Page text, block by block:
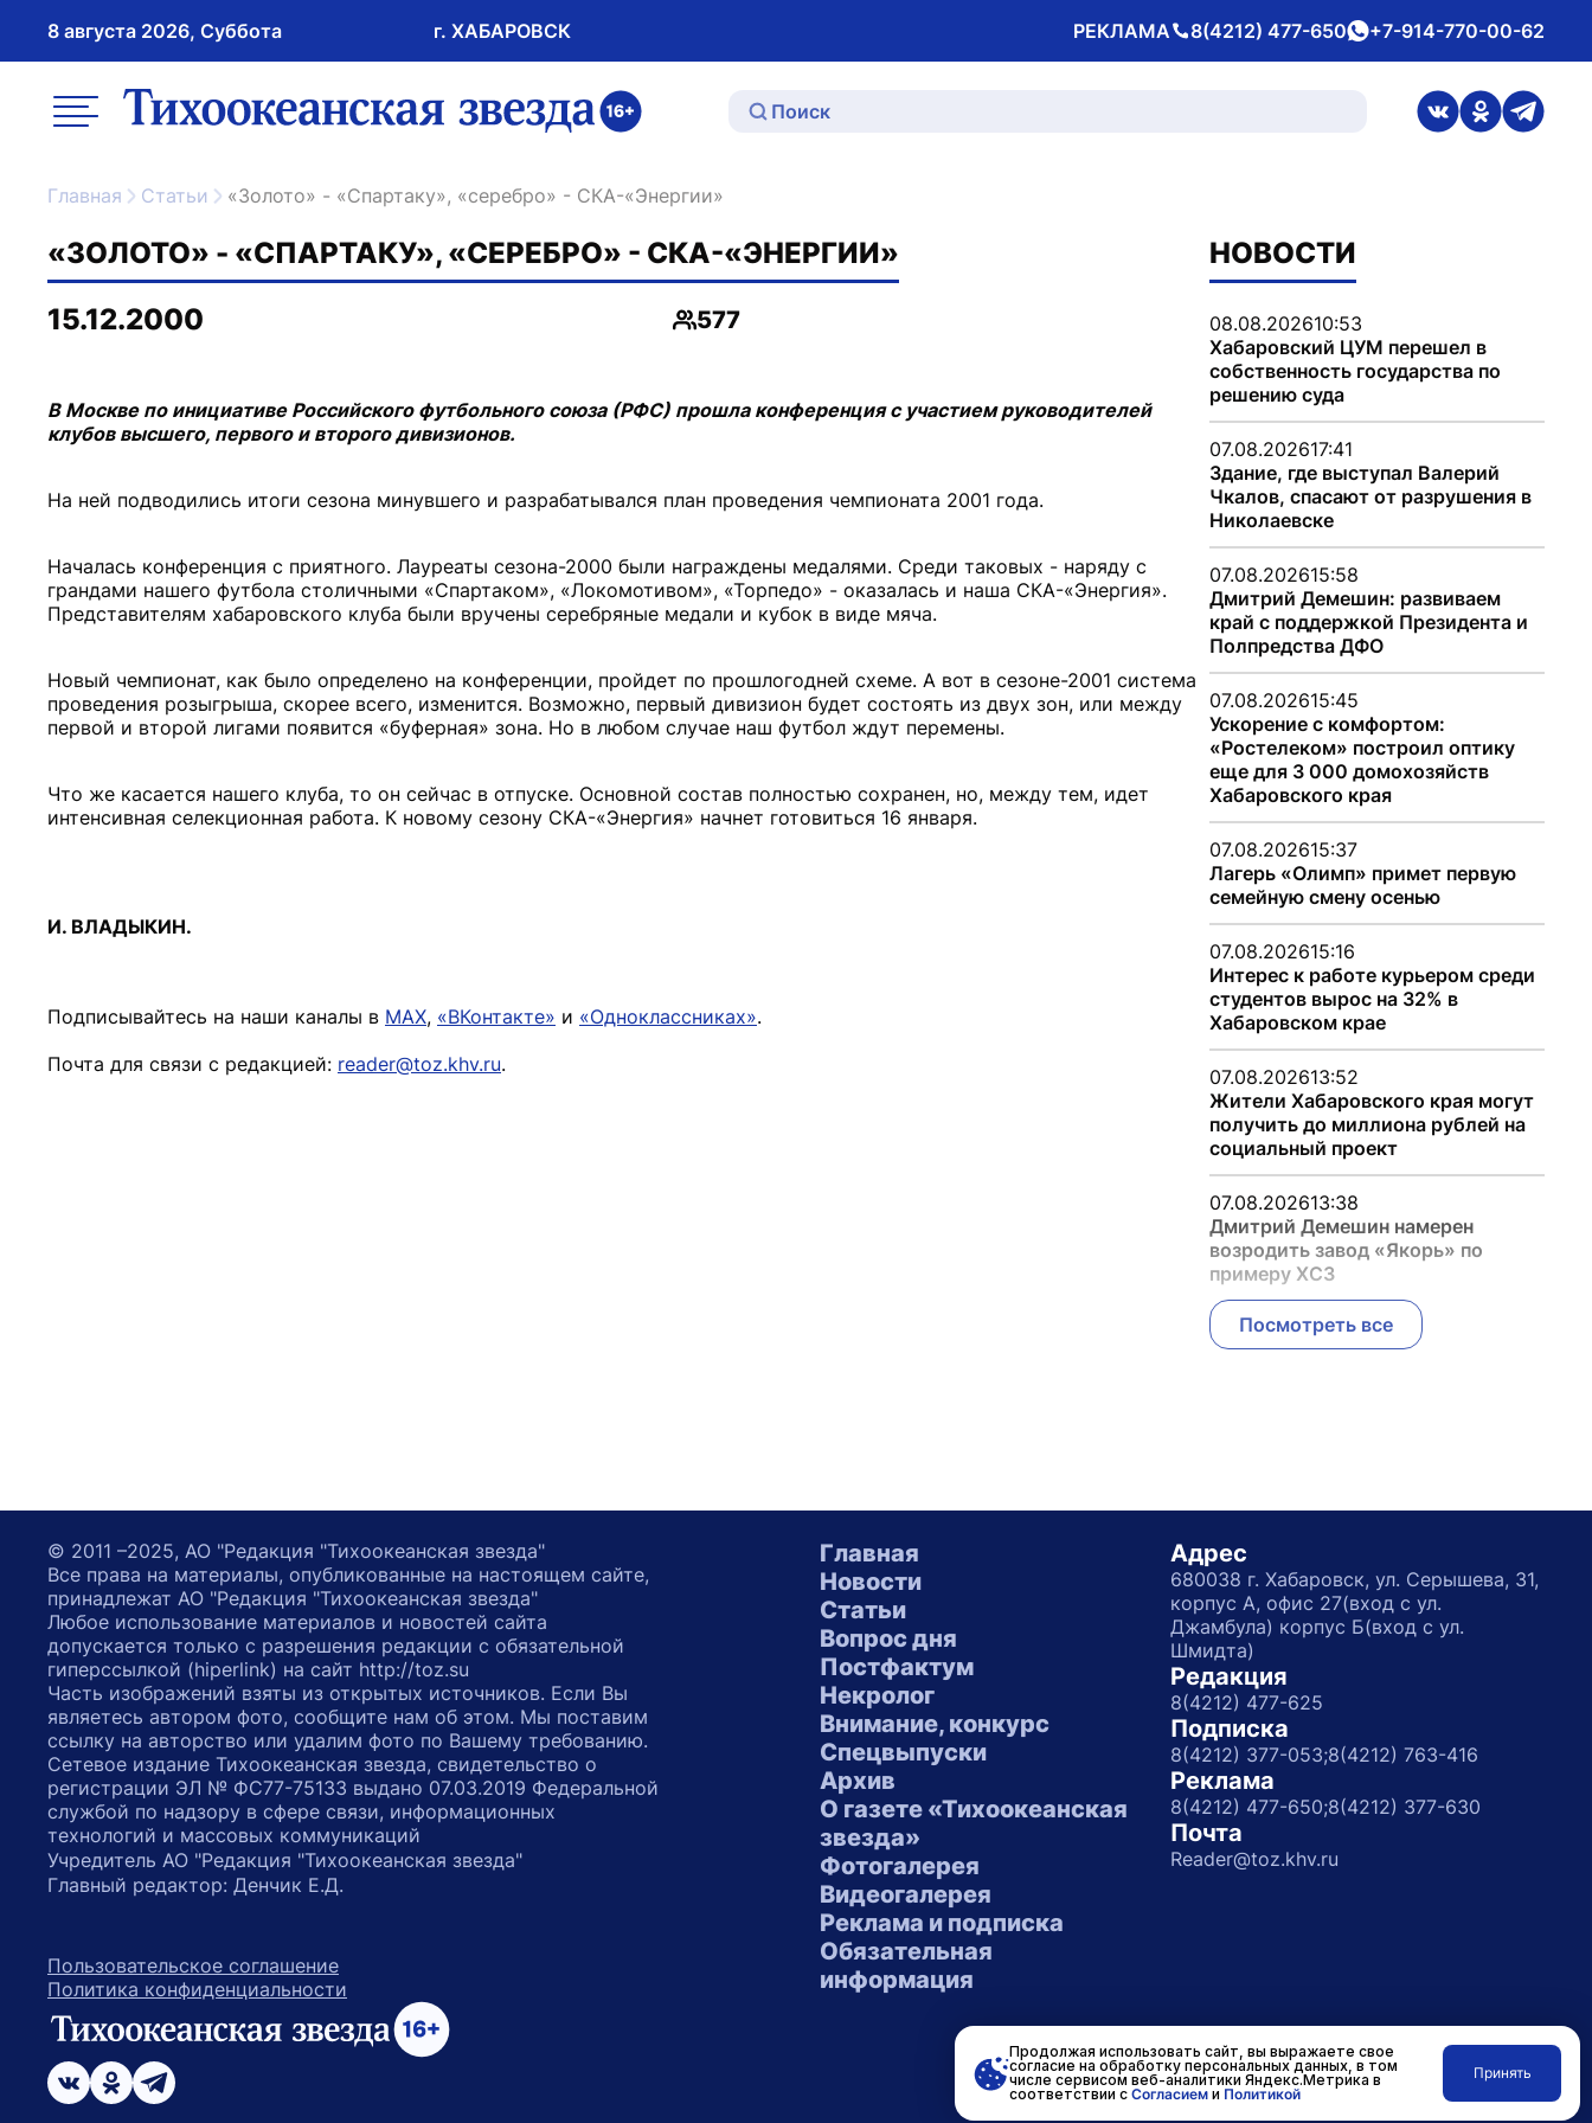
8 августа 2026, Суббота г. ХАБАРОВСК РЕКЛАМА
Телефон 8(4212) 477-650whatsApp
+7-914-770-00-62
меню ссылка на главную
ссылка на
ссылка на
Главная Статьи «Золото» - «Спартаку», «серебро» - СКА-«Энергии»
«ЗОЛОТО» - «СПАРТАКУ», «СЕРЕБРО» - СКА-«ЭНЕРГИИ»
15.12.2000
Просмотры
577
В Москве по инициативе Российского футбольного союза (РФС) прошла конференция с участием руководителей
клубов высшего, первого и второго дивизионов.
На ней подводились итоги сезона минувшего и разрабатывался план проведения чемпионата 2001 года.
Началась конференция с приятного. Лауреаты сезона-2000 были награждены медалями. Среди таковых - наряду с
грандами нашего футбола столичными «Спартаком», «Локомотивом», «Торпедо» - оказалась и наша СКА-«Энергия».
Представителям хабаровского клуба были вручены серебряные медали и кубок в виде мяча.
Новый чемпионат, как было определено на конференции, пройдет по прошлогодней схеме. А вот в сезоне-2001 система
проведения розыгрыша, скорее всего, изменится. Возможно, первый дивизион будет состоять из двух зон, или между
первой и второй лигами появится «буферная» зона. Но в любом случае наш футбол ждут перемены.
Что же касается нашего клуба, то он сейчас в отпуске. Основной состав полностью сохранен, но, между тем, идет
интенсивная селекционная работа. К новому сезону СКА-«Энергия» начнет готовиться 16 января.
И. ВЛАДЫКИН.
Подписывайтесь на наши каналы в MAX, «ВКонтакте» и «Одноклассниках».
Почта для связи с редакцией: reader@toz.khv.ru.
НОВОСТИ
08.08.202610:53
Хабаровский ЦУМ перешел в
собственность государства по
решению суда
07.08.202617:41
Здание, где выступал Валерий
Чкалов, спасают от разрушения в
Николаевске
07.08.202615:58
Дмитрий Демешин: развиваем
край с поддержкой Президента и
Полпредства ДФО
07.08.202615:45
Ускорение с комфортом:
«Ростелеком» построил оптику
еще для 3 000 домохозяйств
Хабаровского края
07.08.202615:37
Лагерь «Олимп» примет первую
семейную смену осенью
07.08.202615:16
Интерес к работе курьером среди
студентов вырос на 32% в
Хабаровском крае
07.08.202613:52
Жители Хабаровского края могут
получить до миллиона рублей на
социальный проект
07.08.202613:38
Дмитрий Демешин намерен
возродить завод «Якорь» по
примеру ХСЗ
Посмотреть все
Главная
Новости
Статьи
Вопрос дня
Постфактум
Некролог
Внимание, конкурс
Спецвыпуски
Архив
О газете «Тихоокеанская
звезда»
Фотогалерея
Видеогалерея
Реклама и подписка
Обязательная
информация
Адрес
680038 г. Хабаровск, ул. Серышева, 31,
корпус А, офис 27(вход с ул.
Джамбула) корпус Б(вход с ул.
Шмидта)
Редакция
8(4212) 477-625
Подписка
8(4212) 377-053;8(4212) 763-416
Реклама
8(4212) 477-650;8(4212) 377-630
Почта
Reader@toz.khv.ru
© 2011 –2025, АО "Редакция "Тихоокеанская звезда"
Все права на материалы, опубликованные на настоящем сайте,
принадлежат АО "Редакция "Тихоокеанская звезда"
Любое использование материалов и новостей сайта
допускается только с разрешения редакции с обязательной
гиперссылкой (hiperlink) на сайт http://toz.su
Часть изображений взяты из открытых источников. Если Вы
являетесь автором фото, сообщите нам об этом. Мы поставим
ссылку на авторство или удалим фото по Вашему требованию.
Сетевое издание Тихоокеанская звезда, свидетельство о
регистрации ЭЛ № ФС77-75133 выдано 07.03.2019 Федеральной
службой по надзору в сфере связи, информационных
технологий и массовых коммуникаций
Учредитель АО "Редакция "Тихоокеанская звезда"
Главный редактор: Денчик Е.Д.
Пользовательское соглашение
Политика конфиденциальности
ссылка на главную
возрастное ограничение 16+
ссылка на страницу в Вконтакте
ссылка на страницу в Одноклассниках
ссылка на канал в Телеграмм Разработано вRASA
Продолжая использовать сайт, вы выражаете свое
согласие на обработку персональных данных, в том
числе сервисом веб-аналитики Яндекс.Метрика в
соответствии с Согласиеми Политикой
Принять